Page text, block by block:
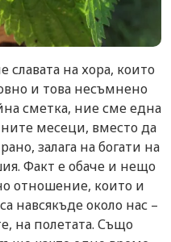
на хора, които
и това несъмнено
сметка, ние сме една
месеци, вместо да
залага на богати на
Факт е обаче и нещо
отношение, които и
навсякъде около нас –
на полетата. Също